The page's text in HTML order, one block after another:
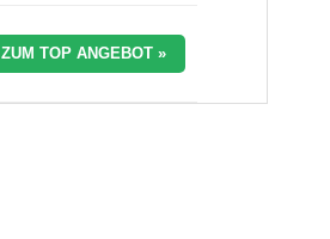
ZUM TOP ANGEBOT »